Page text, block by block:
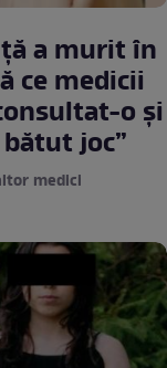
a murit în
ce medicii
o și
joc”
medici